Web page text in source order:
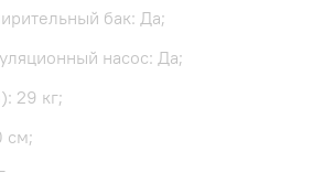
бак: Да;
насос: Да;
29 кг;
см;